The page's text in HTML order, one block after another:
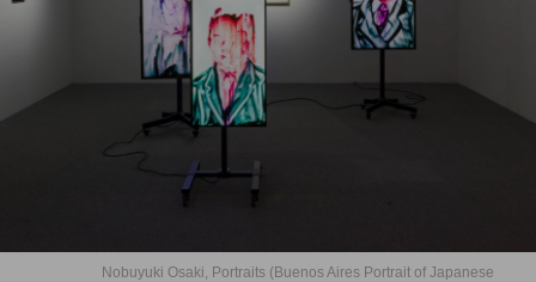
Nobuyuki Osaki, Portraits (Buenos Aires Portrait of Japanese